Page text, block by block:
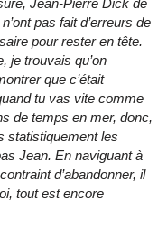
Jean-Pierre Dick de
pas fait d’erreurs de
pour rester en tête.
je trouvais qu’on
que c’était
tu vas vite comme
de temps en mer, donc,
statistiquement les
Jean. En naviguant à
d’abandonner, il
tout est encore